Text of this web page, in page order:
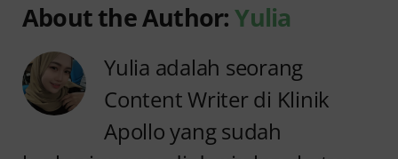
About the Author:Yulia
Yulia adalah seorang
Content Writer di Klinik
Apollo yang sudah